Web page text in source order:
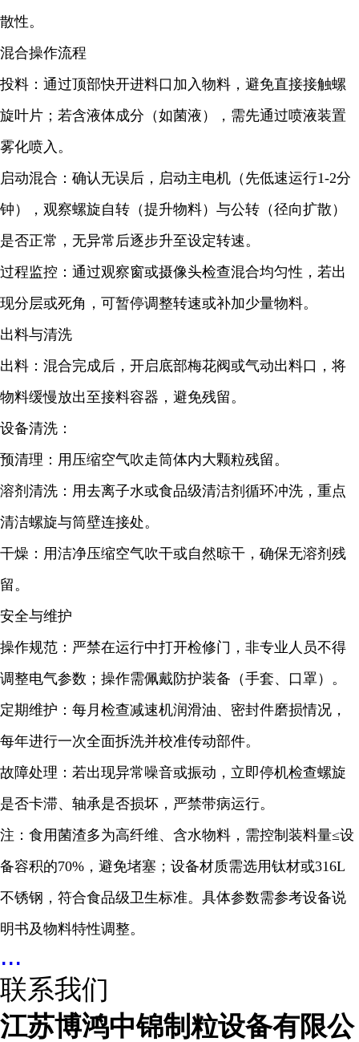
散性。
混合操作流程
投料：通过顶部快开进料口加入物料，避免直接接触螺
旋叶片；若含液体成分（如菌液），需先通过喷液装置
雾化喷入。
启动混合：确认无误后，启动主电机（先低速运行1-2分
钟），观察螺旋自转（提升物料）与公转（径向扩散）
是否正常，无异常后逐步升至设定转速。
过程监控：通过观察窗或摄像头检查混合均匀性，若出
现分层或死角，可暂停调整转速或补加少量物料。
出料与清洗
出料：混合完成后，开启底部梅花阀或气动出料口，将
物料缓慢放出至接料容器，避免残留。
设备清洗：
预清理：用压缩空气吹走筒体内大颗粒残留。
溶剂清洗：用去离子水或食品级清洁剂循环冲洗，重点
清洁螺旋与筒壁连接处。
干燥：用洁净压缩空气吹干或自然晾干，确保无溶剂残
留。
安全与维护
操作规范：严禁在运行中打开检修门，非专业人员不得
调整电气参数；操作需佩戴防护装备（手套、口罩）。
定期维护：每月检查减速机润滑油、密封件磨损情况，
每年进行一次全面拆洗并校准传动部件。
故障处理：若出现异常噪音或振动，立即停机检查螺旋
是否卡滞、轴承是否损坏，严禁带病运行。
注：食用菌渣多为高纤维、含水物料，需控制装料量≤设
备容积的70%，避免堵塞；设备材质需选用钛材或316L
不锈钢，符合食品级卫生标准。具体参数需参考设备说
明书及物料特性调整。
...
联系我们
江苏博鸿中锦制粒设备有限公